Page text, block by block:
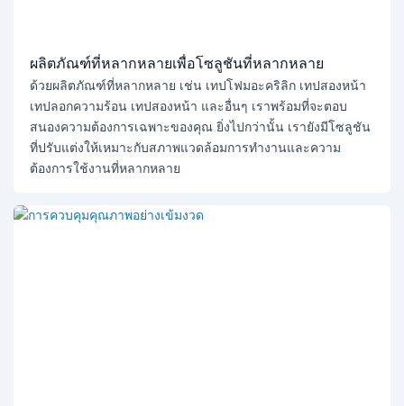
ผลิตภัณฑ์ที่หลากหลายเพื่อโซลูชันที่หลากหลาย
ด้วยผลิตภัณฑ์ที่หลากหลาย เช่น เทปโฟมอะคริลิก เทปสองหน้า
เทปลอกความร้อน เทปสองหน้า และอื่นๆ เราพร้อมที่จะตอบ
สนองความต้องการเฉพาะของคุณ ยิ่งไปกว่านั้น เรายังมีโซลูชัน
ที่ปรับแต่งให้เหมาะกับสภาพแวดล้อมการทำงานและความ
ต้องการใช้งานที่หลากหลาย